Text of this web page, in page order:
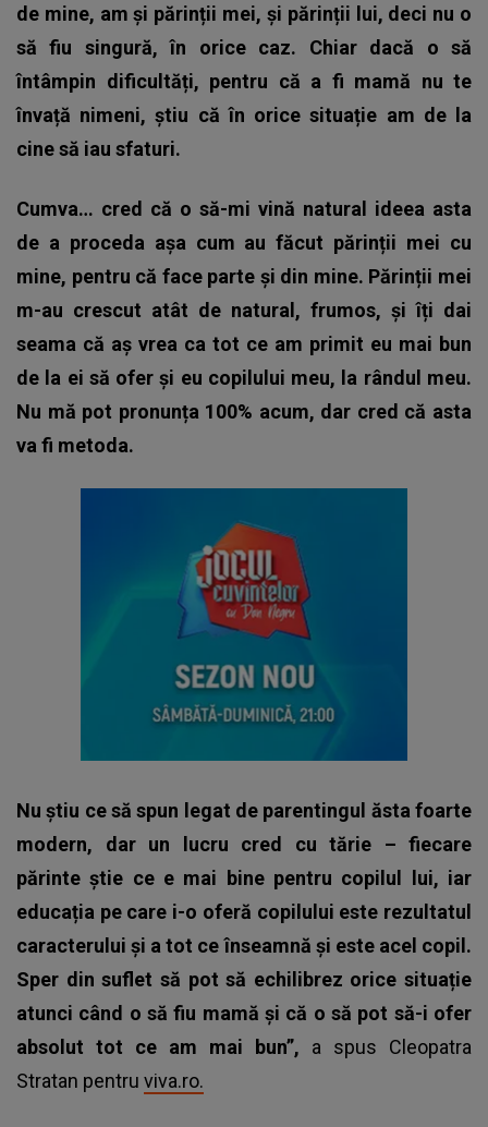
de mine, am și părinții mei, și părinții lui, deci nu o
să fiu singură, în orice caz. Chiar dacă o să
întâmpin dificultăți, pentru că a fi mamă nu te
învață nimeni, știu că în orice situație am de la
cine să iau sfaturi.
Cumva… cred că o să-mi vină natural ideea asta
de a proceda așa cum au făcut părinții mei cu
mine, pentru că face parte și din mine. Părinții mei
m-au crescut atât de natural, frumos, și îți dai
seama că aș vrea ca tot ce am primit eu mai bun
de la ei să ofer și eu copilului meu, la rândul meu.
Nu mă pot pronunța 100% acum, dar cred că asta
va fi metoda.
Nu știu ce să spun legat de parentingul ăsta foarte
modern, dar un lucru cred cu tărie – fiecare
părinte știe ce e mai bine pentru copilul lui, iar
educația pe care i-o oferă copilului este rezultatul
caracterului și a tot ce înseamnă și este acel copil.
Sper din suflet să pot să echilibrez orice situație
atunci când o să fiu mamă și că o să pot să-i ofer
absolut tot ce am mai bun”, a spus Cleopatra
Stratan pentru viva.ro.